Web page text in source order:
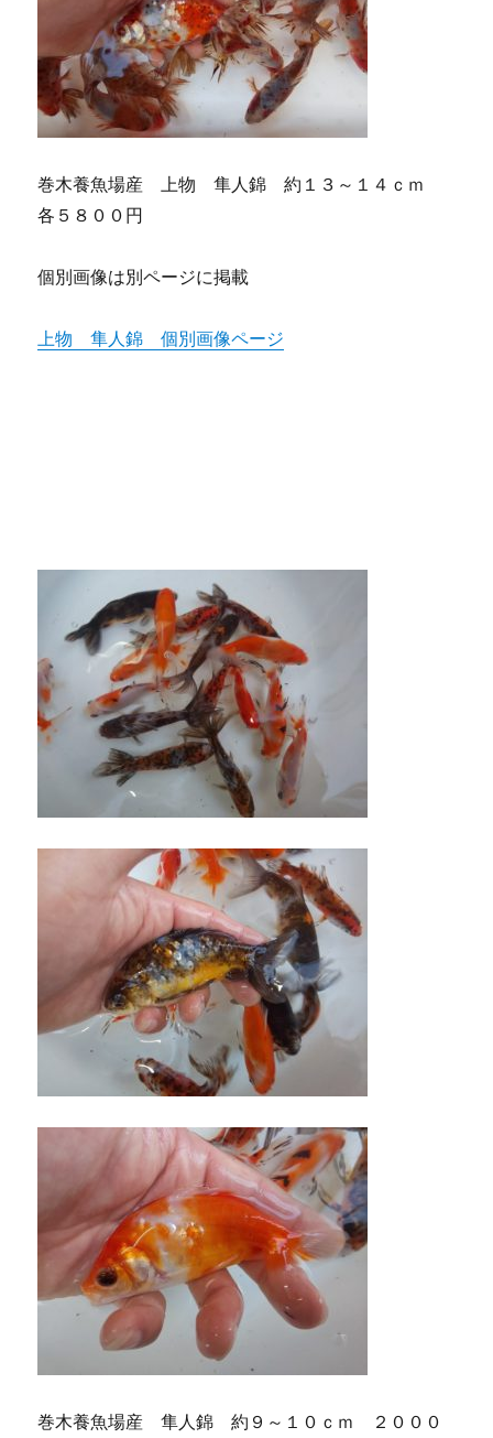
巻木養魚場産 上物 隼人錦 約１３～１４ｃｍ
各５８００円
個別画像は別ページに掲載
上物 隼人錦 個別画像ページ
巻木養魚場産 隼人錦 約９～１０ｃｍ ２０００